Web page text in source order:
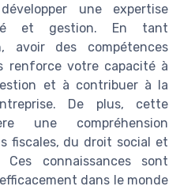
une expertise
et gestion. En tant
avoir des compétences
renforce votre capacité à
et à contribuer à la
De plus, cette
une compréhension
fiscales, du droit social et
connaissances sont
dans le monde